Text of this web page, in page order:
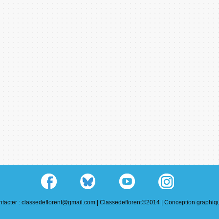
: classedeflorent@gmail.com | Classedeflorent©2014 | Conception